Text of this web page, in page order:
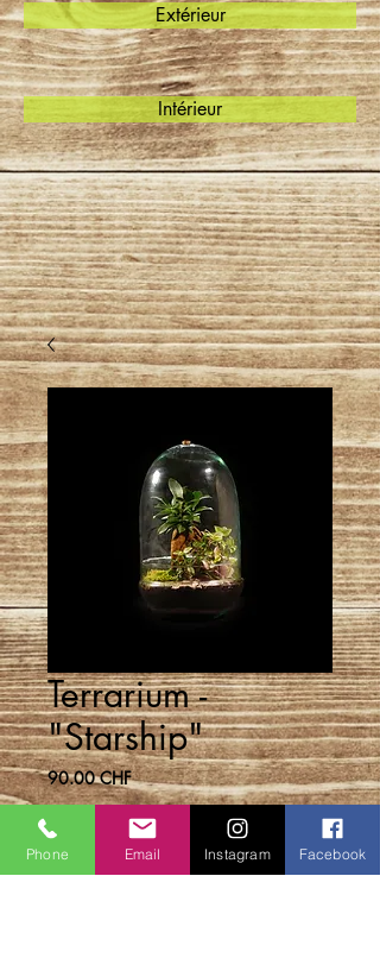
Extérieur
Intérieur
Terrarium -
"Starship"
90.00 CHFPrix
Rupture de stock
Phone Email Instagram Facebook